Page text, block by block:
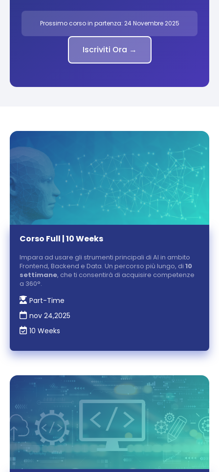
Prossimo corso in partenza: 24 Novembre 2025
Iscriviti Ora →
Corso Full | 10 Weeks
Impara ad usare gli strumenti principali di AI in ambito
Frontend, Backend e Data. Un percorso più lungo, di 10
settimane, che ti consentirà di acquisire competenze
a 360°.
Part-Time
nov 24,2025
10 Weeks